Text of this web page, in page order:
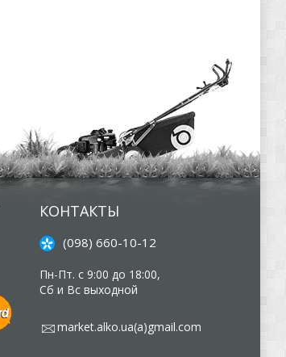
КОНТАКТЫ
(098) 660-10-12
Пн-Пт. с 9:00 до 18:00,
Сб и Вс выходной
market.alko.ua(а)gmail.com